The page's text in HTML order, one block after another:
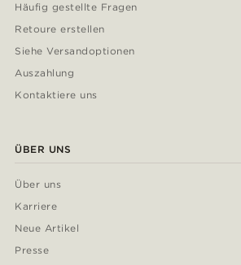
Häufig gestellte Fragen
Retoure erstellen
Siehe Versandoptionen
Auszahlung
Kontaktiere uns
ÜBER UNS
Über uns
Karriere
Neue Artikel
Presse